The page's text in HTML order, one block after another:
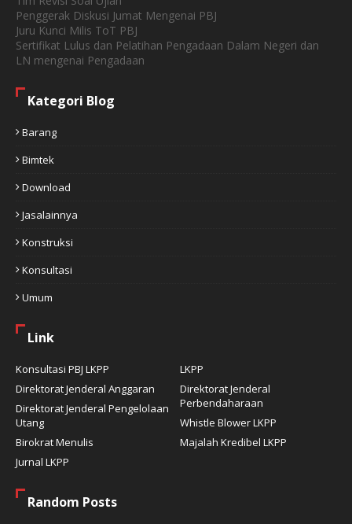
Penggerak Diskusi Jumat Mengenai PBJ
Juru Kunci Milis ToT PBJ
Sertifikat Lulus dan Pelatihan Pengadaan Dalam Negeri dan
LN mengenai Pengadaan
Kategori Blog
Barang
Bimtek
Download
Jasalainnya
Konstruksi
Konsultasi
Umum
Link
Konsultasi PBJ LKPP
LKPP
Direktorat Jenderal Anggaran
Direktorat Jenderal
Perbendaharaan
Direktorat Jenderal Pengelolaan
Utang
Whistle Blower LKPP
Birokrat Menulis
Majalah Kredibel LKPP
Jurnal LKPP
Random Posts